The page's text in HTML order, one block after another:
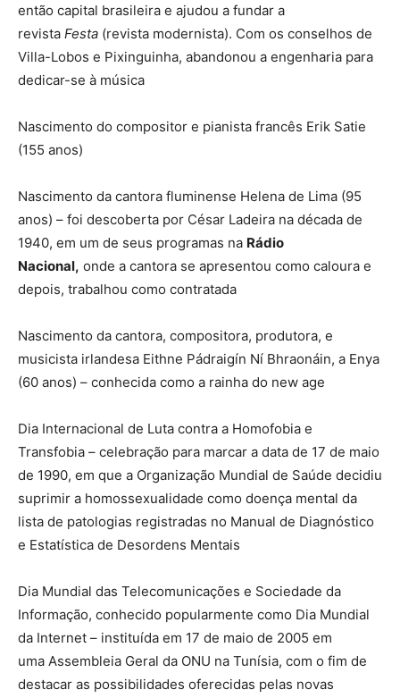
então capital brasileira e ajudou a fundar a
revista Festa (revista modernista). Com os conselhos de
Villa-Lobos e Pixinguinha, abandonou a engenharia para
dedicar-se à música
Nascimento do compositor e pianista francês Erik Satie
(155 anos)
Nascimento da cantora fluminense Helena de Lima (95
anos) – foi descoberta por César Ladeira na década de
1940, em um de seus programas na Rádio
Nacional, onde a cantora se apresentou como caloura e
depois, trabalhou como contratada
Nascimento da cantora, compositora, produtora, e
musicista irlandesa Eithne Pádraigín Ní Bhraonáin, a Enya
(60 anos) – conhecida como a rainha do new age
Dia Internacional de Luta contra a Homofobia e
Transfobia – celebração para marcar a data de 17 de maio
de 1990, em que a Organização Mundial de Saúde decidiu
suprimir a homossexualidade como doença mental da
lista de patologias registradas no Manual de Diagnóstico
e Estatística de Desordens Mentais
Dia Mundial das Telecomunicações e Sociedade da
Informação, conhecido popularmente como Dia Mundial
da Internet – instituída em 17 de maio de 2005 em
uma Assembleia Geral da ONU na Tunísia, com o fim de
destacar as possibilidades oferecidas pelas novas